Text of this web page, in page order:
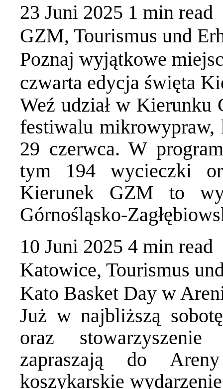
23 Juni 2025 1 min read
GZM, Tourismus und
Poznaj wyjątkowe
czwarta edycja święta
Weź udział w
festiwalu
29 czerwca. W
tym 194 wycieczki
Kierunek GZM to
Górnośląsko-
10 Juni 2025 4 min read
Katowice, Tourismus
Kato Basket Day w
Już w najbliższą
oraz
zapraszają do
koszykarskie